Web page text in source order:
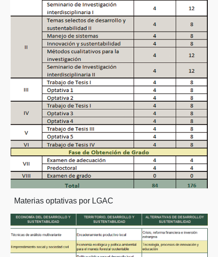
Materias optativas por LGAC